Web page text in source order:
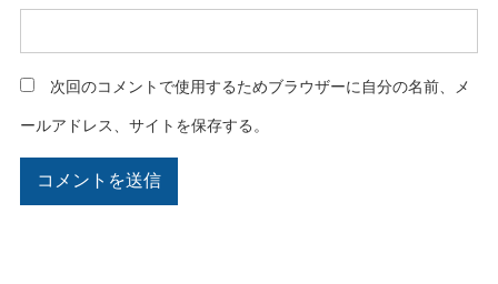
次回のコメントで使用するためブラウザーに自分の名前、メ
ールアドレス、サイトを保存する。